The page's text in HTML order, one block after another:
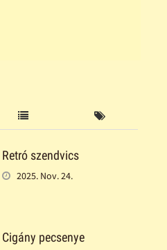
Retró szendvics
2025. Nov. 24.
Cigány pecsenye